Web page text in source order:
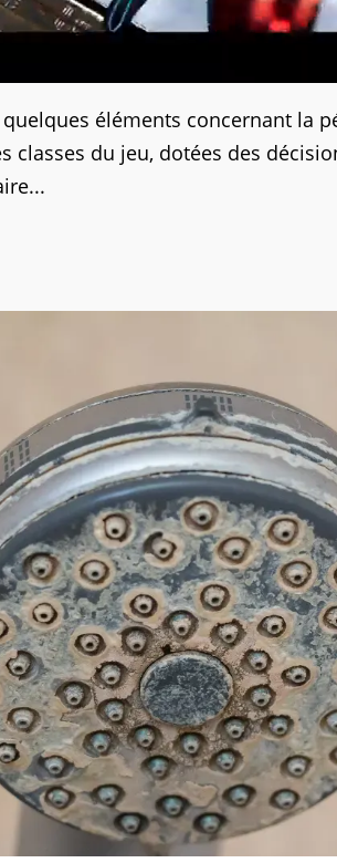
éléments concernant la
classes du jeu, dotées des